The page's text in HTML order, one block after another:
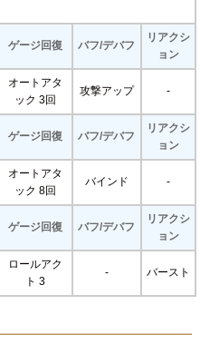
ゲージ回復 バフ/デバフ
リアクシ
ョン
オートアタ
ック 3回
攻撃アップ -
ゲージ回復 バフ/デバフ
リアクシ
ョン
オートアタ
ック 8回
バインド -
ゲージ回復 バフ/デバフ
リアクシ
ョン
ロールアク
ト 3
- バースト